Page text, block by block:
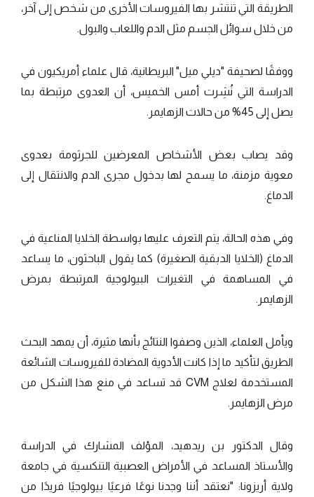
الطريقة التي تنتشر بها الفيروسات الأخرى من شخص إلى آخر،
من خلال سوائل الجسم مثل الدم واللعاب والبول.
ووفقًا لصحيفة "ديلي ميل" البريطانية، قال علماء أمريكيون في
الدراسة التي نُشِرت أمس الخميس، أن العدوى مرتبطة بما
يصل إلى 45% من حالات الزهايمر.
وقد يصاب بعض الأشخاص المعرضين للجرثومة بعدوى
معوية مزمنة، ما يسمح لها بدخول مجرى الدم والانتقال إلى
الدماغ.
وفي هذه الحالة، يتم التعرف عليها بواسطة الخلايا المناعية في
الدماغ (الخلايا الدبقية الصغيرة) كما يقول الباحثون، ما يساعد
في المساهمة في التغيرات البيولوجية المرتبطة بمرض
الزهايمر.
ويأمل العلماء، الذين وصفوا النتائج بأنها مثيرة، أن يمهد البحث
الطريق لتأكيد ما إذا كانت الأدوية المضادة للفيروسات الشائعة
المستخدمة لعلاج CVM قد تساعد في منع هذا الشكل من
مرض الزهايمر.
وقال الدكتور بن ريدهيد، المؤلف المشارك في الدراسة
والأستاذ المساعد في الأمراض العصبية التنكسية في جامعة
ولاية أريزونا: "نعتقد أننا وجدنا نوعًا فرعيًا بيولوجيًا فريدًا من